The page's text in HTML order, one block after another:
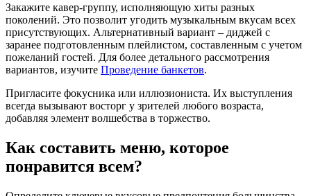
Закажите кавер-группу, исполняющую хиты разных
поколений. Это позволит угодить музыкальным вкусам всех
присутствующих. Альтернативный вариант – диджей с
заранее подготовленным плейлистом, составленным с учетом
пожеланий гостей. Для более детального рассмотрения
вариантов, изучите Проведение банкетов.
Пригласите фокусника или иллюзиониста. Их выступления
всегда вызывают восторг у зрителей любого возраста,
добавляя элемент волшебства в торжество.
Как составить меню, которое
понравится всем?